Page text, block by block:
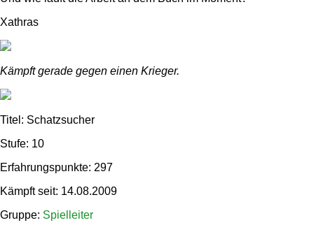
Xathras
Kämpft gerade gegen einen Krieger.
Titel: Schatzsucher
Stufe: 10
Erfahrungspunkte: 297
Kämpft seit: 14.08.2009
Gruppe: Spielleiter